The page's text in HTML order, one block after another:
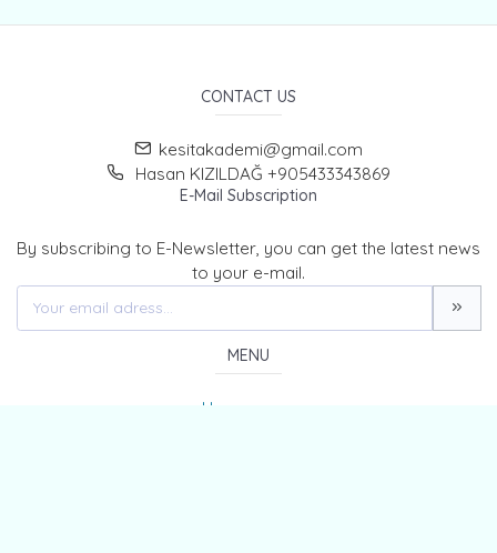
CONTACT US
kesitakademi@gmail.com
Hasan KIZILDAĞ +905433343869
E-Mail Subscription
By subscribing to E-Newsletter, you can get the latest news
to your e-mail.
MENU
Home page